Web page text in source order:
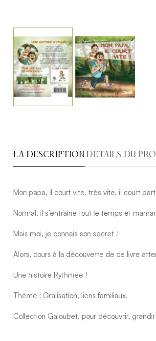
LA DESCRIPTION DÉTAILS DU
Mon papa, il court vite, très vite, il court
Normal, il s’entraîne tout le temps et
Mais moi, je connais son secret !
Alors, cours à la découverte de ce livre
Une histoire Rythmée !
Thème : Oralisation, liens familiaux.
Collection Galoubet, pour découvrir,